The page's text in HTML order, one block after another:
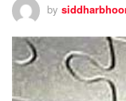
by